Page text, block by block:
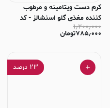
کرم دست ویتامینه و مرطوب
کننده مغذی گلو اسنشالز - کد
44484
۱٫۲۰۰٫۰۰۰
۷۸۵٫۰۰۰تومان
۲۳ درصد